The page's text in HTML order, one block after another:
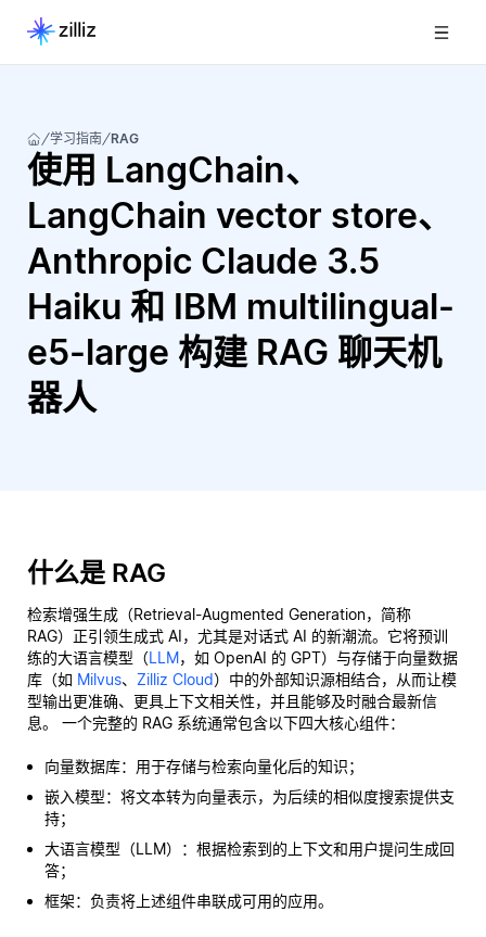
学习指南 RAG
使用 LangChain、
LangChain vector store、
Anthropic Claude 3.5
Haiku 和 IBM multilingual-
e5-large 构建 RAG 聊天机
器人
什么是 RAG
检索增强生成（Retrieval-Augmented Generation，简称
RAG）正引领生成式 AI，尤其是对话式 AI 的新潮流。它将预训
练的大语言模型（LLM，如 OpenAI 的 GPT）与存储于向量数据
库（如 Milvus、 Zilliz Cloud）中的外部知识源相结合，从而让模
型输出更准确、更具上下文相关性，并且能够及时融合最新信
息。 一个完整的 RAG 系统通常包含以下四大核心组件：
向量数据库：用于存储与检索向量化后的知识；
嵌入模型：将文本转为向量表示，为后续的相似度搜索提供支
持；
大语言模型（LLM）：根据检索到的上下文和用户提问生成回
答；
框架：负责将上述组件串联成可用的应用。